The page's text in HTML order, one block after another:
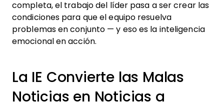
completa, el trabajo del líder pasa a ser crear las
condiciones para que el equipo resuelva
problemas en conjunto — y eso es la inteligencia
emocional en acción.
La IE Convierte las Malas
Noticias en Noticias a